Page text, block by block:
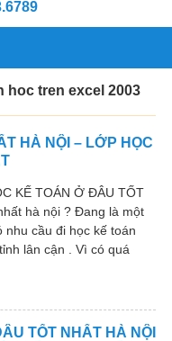
hoc tren excel 2003
HÀ NỘI – LỚP HỌC
KẾ TOÁN Ở ĐÂU TỐT
hà nội ? Đang là một
nhu cầu đi học kế toán
lân cận . Vì có quá
TỐT NHẤT HÀ NỘI